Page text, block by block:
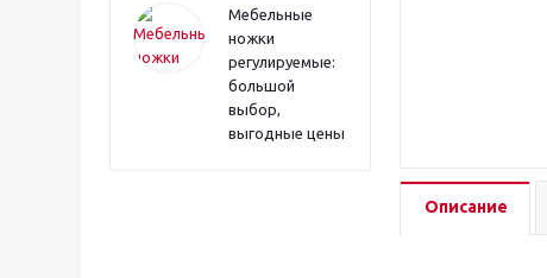
Мебельные
ножки
регулируемые:
большой
выбор,
выгодные цены
Описание